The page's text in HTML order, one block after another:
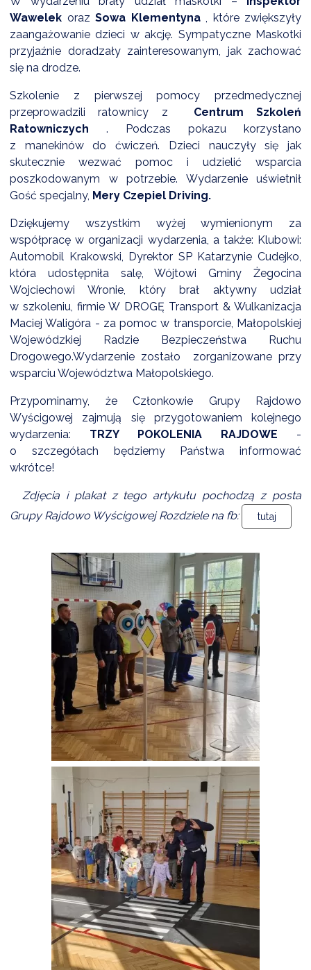
Wawelek oraz Sowa Klementyna, które zwiększyły
zaangażowanie dzieci w akcję. Sympatyczne Maskotki
przyjaźnie doradzały zainteresowanym, jak zachować
się na drodze.
Szkolenie z pierwszej pomocy przedmedycznej
przeprowadzili ratownicy z
Centrum Szkoleń
Ratowniczych . Podczas pokazu korzystano
z manekinów do ćwiczeń. Dzieci nauczyły się jak
skutecznie wezwać pomoc i udzielić wsparcia
poszkodowanym w potrzebie. Wydarzenie uświetnił
Gość specjalny, Mery Czepiel Driving.
Dziękujemy wszystkim wyżej wymienionym za
współpracę w organizacji wydarzenia, a także: Klubowi:
Automobil Krakowski, Dyrektor SP Katarzynie Cudejko,
która udostępniła salę, Wójtowi Gminy Żegocina
Wojciechowi Wronie, który brał aktywny udział
w szkoleniu, firmie W DROGĘ Transport & Wulkanizacja
Maciej Waligóra - za pomoc w transporcie, Małopolskiej
Wojewódzkiej Radzie Bezpieczeństwa Ruchu
Drogowego.Wydarzenie zostało zorganizowane przy
wsparciu Województwa Małopolskiego.
Przypominamy, że Członkowie Grupy Rajdowo
Wyścigowej zajmują się przygotowaniem kolejnego
wydarzenia: TRZY POKOLENIA RAJDOWE -
o szczegółach będziemy Państwa informować
wkrótce!
Zdjęcia i plakat z tego artykułu pochodzą z posta
Grupy Rajdowo Wyścigowej Rozdziele na fb:
tutaj